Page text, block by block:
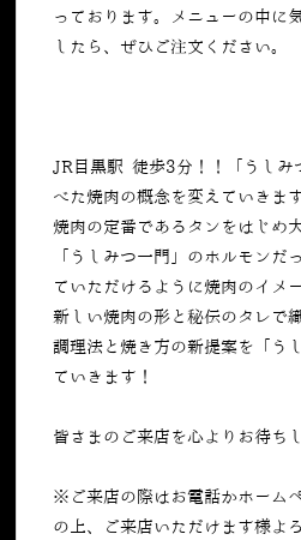
っております。メニューの中に
したら、ぜひご注文ください。
JR目黒駅 徒歩3分！！「うしみ
べた焼肉の概念を変えていきます
焼肉の定番であるタンをはじめ
「うしみつ一門」のホルモンだ
ていただけるように焼肉のイメ
新しい焼肉の形と秘伝のタレで
調理法と焼き方の新提案を「う
ていきます！
皆さまのご来店を心よりお待ち
※ご来店の際はお電話かホーム
の上、ご来店いただけます様よ